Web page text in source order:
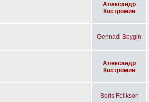
Александр
Костромин
Gennadi Beygin
Александр
Костромин
Boris Felikson